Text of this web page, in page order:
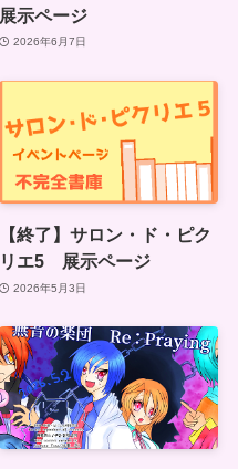
展示ページ
2026年6月7日
【終了】サロン・ド・ピク
リエ5 展示ページ
2026年5月3日